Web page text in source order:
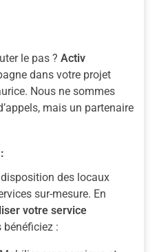
le pas ? Activ
dans votre projet
Nous ne sommes
mais un partenaire
des locaux
sur-mesure. En
votre service
bénéficiez :